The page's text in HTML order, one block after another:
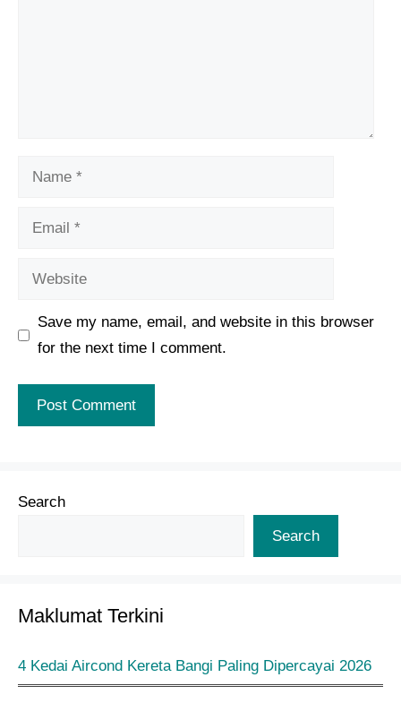
Name
Email
Website
Save my name, email, and website in this browser
for the next time I comment.
Search
Search
Maklumat Terkini
4 Kedai Aircond Kereta Bangi Paling Dipercayai 2026